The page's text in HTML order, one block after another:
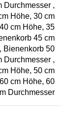
Durchmesser ,
Höhe, 30 cm
cm Höhe, 35
45 cm
, Bienenkorb 50
Durchmesser ,
Höhe, 50 cm
cm Höhe, 60
Durchmesser